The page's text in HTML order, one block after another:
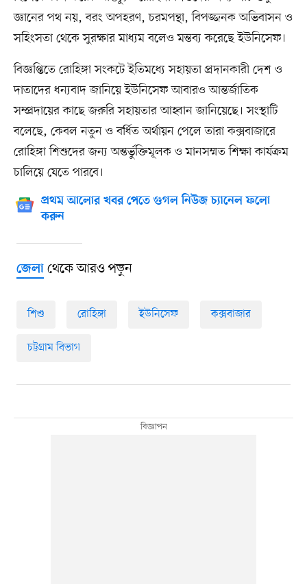
জ্ঞানের পথ নয়, বরং অপহরণ, চরমপন্থা, বিপজ্জনক অভিবাসন ও
সহিংসতা থেকে সুরক্ষার মাধ্যম বলেও মন্তব্য করেছে ইউনিসেফ।
বিজ্ঞপ্তিতে রোহিঙ্গা সংকটে ইতিমধ্যে সহায়তা প্রদানকারী দেশ ও
দাতাদের ধন্যবাদ জানিয়ে ইউনিসেফ আবারও আন্তর্জাতিক
সম্প্রদায়ের কাছে জরুরি সহায়তার আহ্বান জানিয়েছে। সংস্থাটি
বলেছে, কেবল নতুন ও বর্ধিত অর্থায়ন পেলে তারা কক্সবাজারে
রোহিঙ্গা শিশুদের জন্য অন্তর্ভুক্তিমূলক ও মানসম্মত শিক্ষা কার্যক্রম
চালিয়ে যেতে পারবে।
প্রথম আলোর খবর পেতে গুগল নিউজ চ্যানেল ফলো
করুন
জেলাথেকে আরও পড়ুন
শিশু রোহিঙ্গা ইউনিসেফ কক্সবাজার
চট্টগ্রাম বিভাগ